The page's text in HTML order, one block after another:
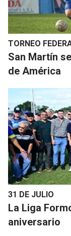
TORNEO
San Martín
de América
31 DE JULIO
La Liga
aniversario